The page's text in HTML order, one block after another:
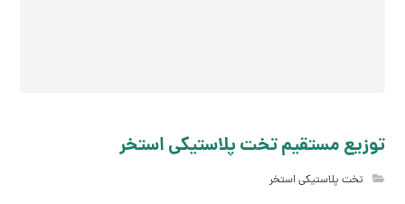
توزیع مستقیم تخت پلاستیکی استخر
تخت پلاستیکی استخر